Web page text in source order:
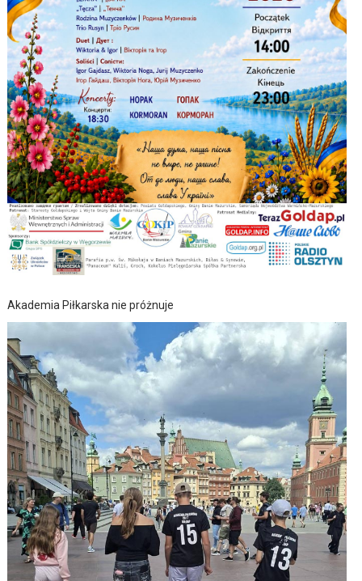
Akademia Piłkarska nie próżnuje